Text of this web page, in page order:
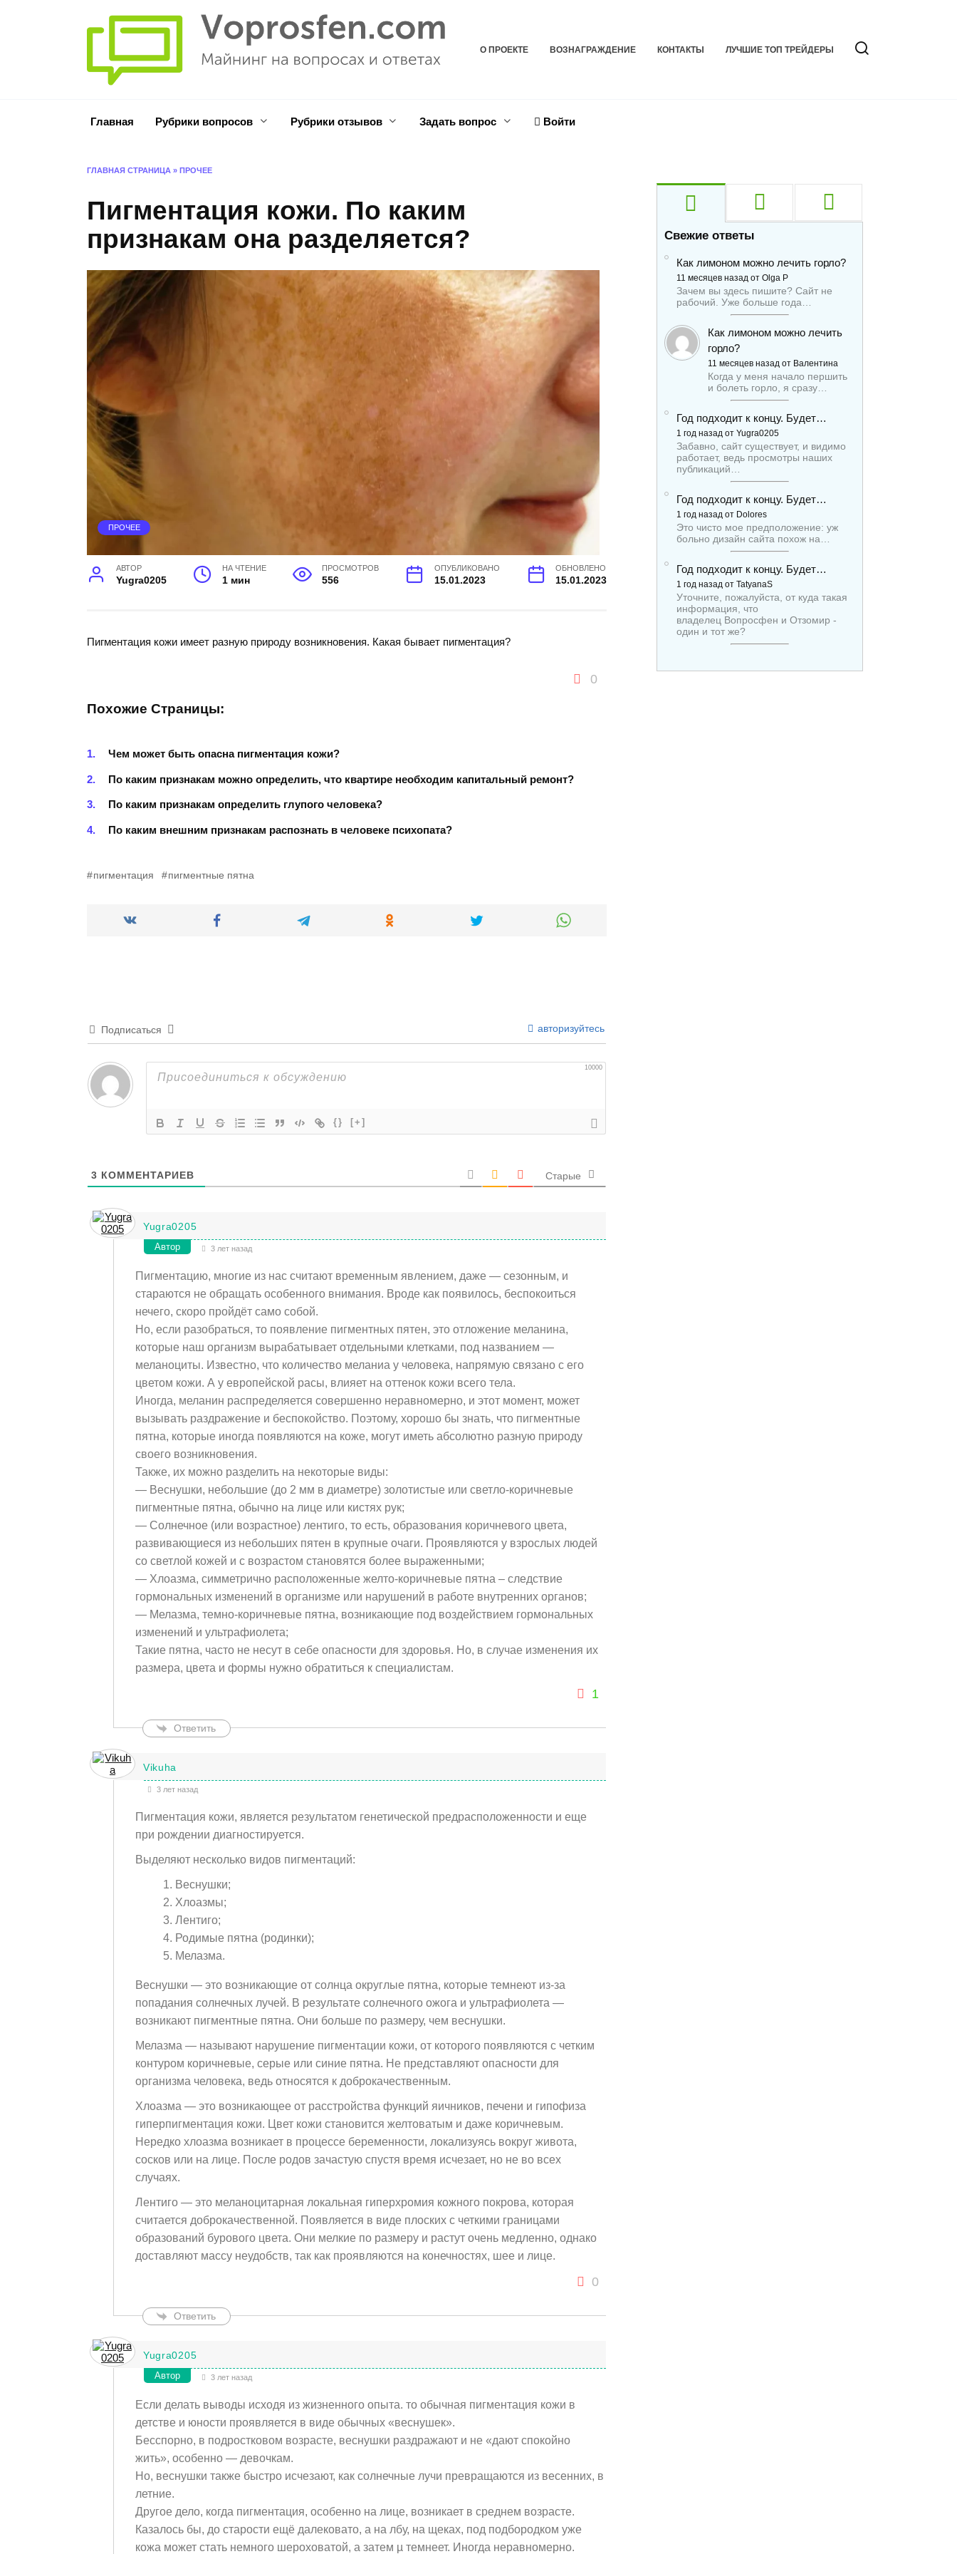
О ПРОЕКТЕ ВОЗНАГРАЖДЕНИЕ КОНТАКТЫ ЛУЧШИЕ ТОП ТРЕЙДЕРЫ
Главная Рубрики вопросов Рубрики отзывов Задать вопрос Войти
ГЛАВНАЯ СТРАНИЦА » ПРОЧЕЕ
Пигментация кожи. По каким
признакам она разделяется?
ПРОЧЕЕ
АВТОР
Yugra0205
НА ЧТЕНИЕ
1 мин
ПРОСМОТРОВ
556
ОПУБЛИКОВАНО
15.01.2023
ОБНОВЛЕНО
15.01.2023
Пигментация кожи имеет разную природу возникновения. Какая бывает пигментация?
0
Похожие Страницы:
Чем может быть опасна пигментация кожи?
По каким признакам можно определить, что квартире необходим капитальный ремонт?
По каким признакам определить глупого человека?
По каким внешним признакам распознать в человеке психопата?
пигментация пигментные пятна
Подписаться авторизуйтесь
10000
{} [+]
3 КОММЕНТАРИЕВ Старые
Yugra0205
Автор 3 лет назад
Пигментацию, многие из нас считают временным явлением, даже — сезонным, и
стараются не обращать особенного внимания. Вроде как появилось, беспокоиться
нечего, скоро пройдёт само собой.
Но, если разобраться, то появление пигментных пятен, это отложение меланина,
которые наш организм вырабатывает отдельными клетками, под названием —
меланоциты. Известно, что количество меланиа у человека, напрямую связано с его
цветом кожи. А у европейской расы, влияет на оттенок кожи всего тела.
Иногда, меланин распределяется совершенно неравномерно, и этот момент, может
вызывать раздражение и беспокойство. Поэтому, хорошо бы знать, что пигментные
пятна, которые иногда появляются на коже, могут иметь абсолютно разную природу
своего возникновения.
Также, их можно разделить на некоторые виды:
— Веснушки, небольшие (до 2 мм в диаметре) золотистые или светло-коричневые
пигментные пятна, обычно на лице или кистях рук;
— Солнечное (или возрастное) лентиго, то есть, образования коричневого цвета,
развивающиеся из небольших пятен в крупные очаги. Проявляются у взрослых людей
со светлой кожей и с возрастом становятся более выраженными;
— Хлоазма, симметрично расположенные желто-коричневые пятна – следствие
гормональных изменений в организме или нарушений в работе внутренних органов;
— Мелазма, темно-коричневые пятна, возникающие под воздействием гормональных
изменений и ультрафиолета;
Такие пятна, часто не несут в себе опасности для здоровья. Но, в случае изменения их
размера, цвета и формы нужно обратиться к специалистам.
1
Ответить
Vikuha
3 лет назад
Пигментация кожи, является результатом генетической предрасположенности и еще
при рождении диагностируется.
Выделяют несколько видов пигментаций:
Веснушки;
Хлоазмы;
Лентиго;
Родимые пятна (родинки);
Мелазма.
Веснушки — это возникающие от солнца округлые пятна, которые темнеют из-за
попадания солнечных лучей. В результате солнечного ожога и ультрафиолета —
возникают пигментные пятна. Они больше по размеру, чем веснушки.
Мелазма — называют нарушение пигментации кожи, от которого появляются с четким
контуром коричневые, серые или синие пятна. Не представляют опасности для
организма человека, ведь относятся к доброкачественным.
Хлоазма — это возникающее от расстройства функций яичников, печени и гипофиза
гиперпигментация кожи. Цвет кожи становится желтоватым и даже коричневым.
Нередко хлоазма возникает в процессе беременности, локализуясь вокруг живота,
сосков или на лице. После родов зачастую спустя время исчезает, но не во всех
случаях.
Лентиго — это меланоцитарная локальная гиперхромия кожного покрова, которая
считается доброкачественной. Появляется в виде плоских с четкими границами
образований бурового цвета. Они мелкие по размеру и растут очень медленно, однако
доставляют массу неудобств, так как проявляются на конечностях, шее и лице.
0
Ответить
Yugra0205
Автор 3 лет назад
Если делать выводы исходя из жизненного опыта. то обычная пигментация кожи в
детстве и юности проявляется в виде обычных «веснушек».
Бесспорно, в подростковом возрасте, веснушки раздражают и не «дают спокойно
жить», особенно — девочкам.
Но, веснушки также быстро исчезают, как солнечные лучи превращаются из весенних, в
летние.
Другое дело, когда пигментация, особенно на лице, возникает в среднем возрасте.
Казалось бы, до старости ещё далековато, а на лбу, на щеках, под подбородком уже
кожа может стать немного шероховатой, а затем µ темнеет. Иногда неравномерно.
Свежие ответы
Как лимоном можно лечить горло?
11 месяцев назад от Olga P
Зачем вы здесь пишите? Сайт не
рабочий. Уже больше года…
Как лимоном можно лечить
горло?
11 месяцев назад от Валентина
Когда у меня начало першить
и болеть горло, я сразу…
Год подходит к концу. Будет…
1 год назад от Yugra0205
Забавно, сайт существует, и видимо
работает, ведь просмотры наших
публикаций…
Год подходит к концу. Будет…
1 год назад от Dolores
Это чисто мое предположение: уж
больно дизайн сайта похож на…
Год подходит к концу. Будет…
1 год назад от TatyanaS
Уточните, пожалуйста, от куда такая
информация, что
владелец Вопросфен и Отзомир -
один и тот же?